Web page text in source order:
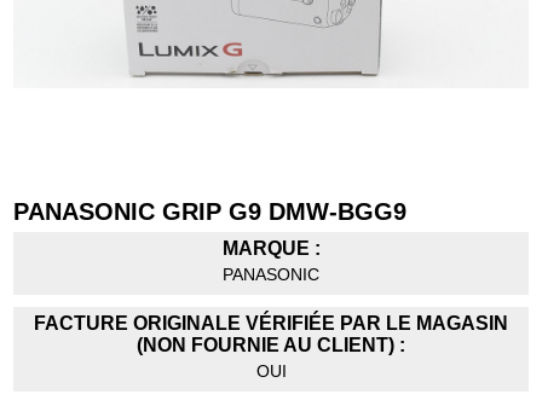
PANASONIC GRIP G9 DMW-BGG9
MARQUE :
PANASONIC
FACTURE ORIGINALE VÉRIFIÉE PAR LE MAGASIN
(NON FOURNIE AU CLIENT) :
OUI